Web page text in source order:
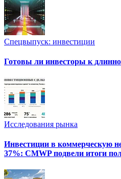
Спецвыпуск: инвестиции
Готовы ли инвесторы к
Исследования рынка
Инвестиции в коммерческую
37%: CMWP подвели итоги